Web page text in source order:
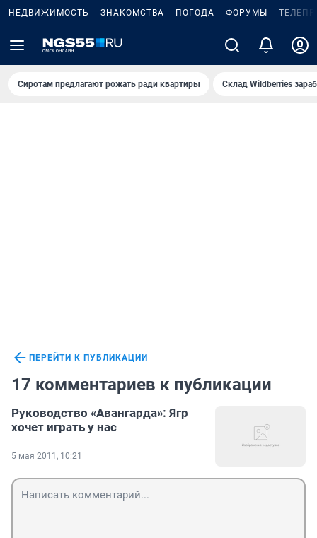
НЕДВИЖИМОСТЬ ЗНАКОМСТВА ПОГОДА ФОРУМЫ
Сиротам предлагают рожать ради квартиры Склад Wildberries
ПЕРЕЙТИ К ПУБЛИКАЦИИ
17 комментариев к публикации
Руководство «Авангарда»: Ягр
хочет играть у нас
5 мая 2011, 10:21